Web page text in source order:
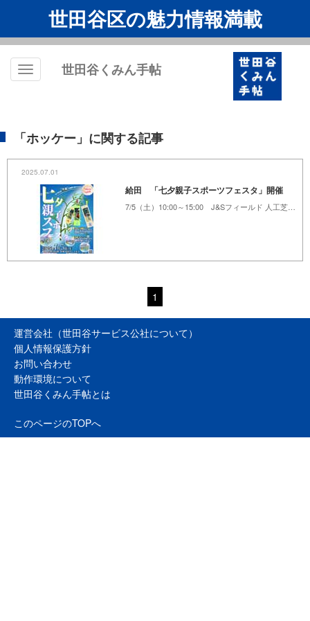
世田谷区の魅力情報満載
Toggle
世田谷くみん手帖
「ホッケー」に関する記事
2025.07.01
給田 「七夕親子スポーツフェスタ」開催
1
運営会社（世田谷サービス公社について）
個人情報保護方針
お問い合わせ
動作環境について
世田谷くみん手帖とは
このページのTOPへ